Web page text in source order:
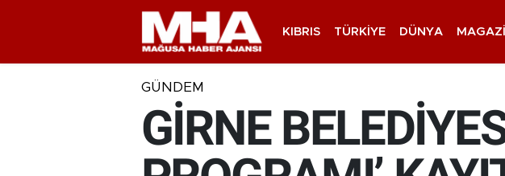
KIBRIS TÜRKIYE DÜNYA
GÜNDEM
GİRNE